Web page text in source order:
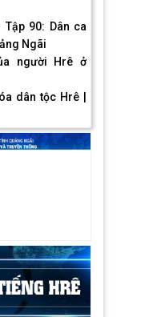
90: Dân ca
Ngãi
người Hrê ở
dân tộc Hrê |